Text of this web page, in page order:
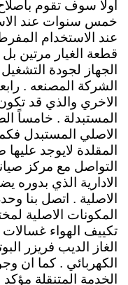
اولاً سوف تقوم
خمس سنوات عند
عند الاستخدام
قطعة الغيار مرتين
الجهاز لجودة
الشركة المصنعه .
الاخري والذي قد
المستبدلة . خامساً
الاصلي المستبدل
المقلدة لايوجد
التواصل مع مركز
الادارية الذي بدوره
الاصلية . اتصل بنا
المكونات الاصلية
تكييف الهواء
الغاز الديب فريزر
الكهربائي . كما ان
الخدمة المتنقلة